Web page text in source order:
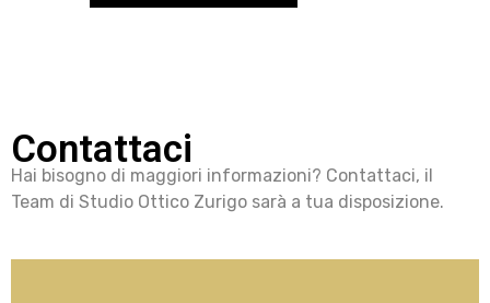
Contattaci
Hai bisogno di maggiori informazioni? Contattaci, il
Team di Studio Ottico Zurigo sarà a tua disposizione.